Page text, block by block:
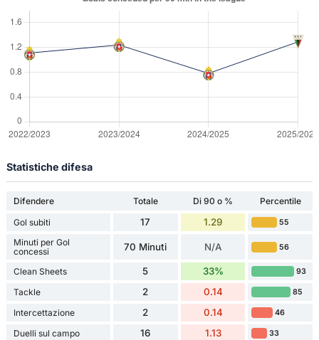
Statistiche difesa
Difendere Totale Di 90 o %
Percentile
Gol subiti
17 1.29 55
Minuti per Gol
concessi
70 Minuti N/A 56
Clean Sheets 5 33% 93
Tackle 2 0.14 85
Intercettazione 2 0.14 46
Duelli sul campo 16 1.13 33